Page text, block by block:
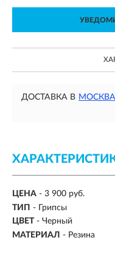
ДОСТАВКА В МОСКВА
ЦЕНА - 3 900 руб.
ТИП - Грипсы
ЦВЕТ - Черный
МАТЕРИАЛ - Резина